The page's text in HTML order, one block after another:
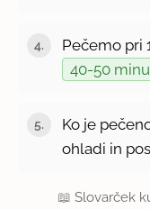
Pečemo pri
40-50
Ko je
ohladi in
📖Slovarček